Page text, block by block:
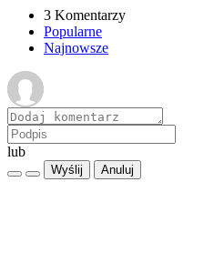
3 Komentarzy
Popularne
Najnowsze
lub